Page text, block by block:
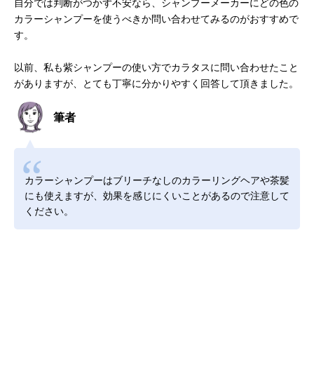
自分では判断がつかず不安なら、シャンプーメーカーにどの色の
カラーシャンプーを使うべきか問い合わせてみるのがおすすめで
す。
以前、私も紫シャンプーの使い方でカラタスに問い合わせたこと
がありますが、とても丁寧に分かりやすく回答して頂きました。
筆者
カラーシャンプーはブリーチなしのカラーリングヘアや茶髪
にも使えますが、効果を感じにくいことがあるので注意して
ください。